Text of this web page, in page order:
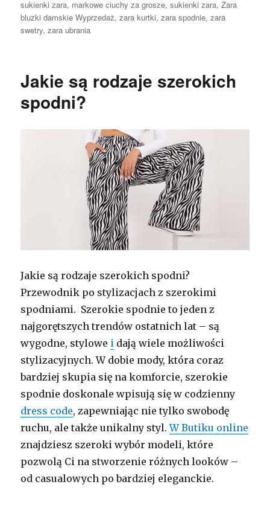
sukienki zara, markowe ciuchy za grosze,sukienki zara,Zara
bluzki damskie Wyprzedaż,zara kurtki,zara spodnie,zara
swetry,zara ubrania
Jakie są rodzaje szerokich
spodni?
Jakie są rodzaje szerokich spodni?
Przewodnik po stylizacjach z szerokimi
spodniami. Szerokie spodnie to jeden z
najgorętszych trendów ostatnich lat – są
wygodne, stylowe i dają wiele możliwości
stylizacyjnych. W dobie mody, która coraz
bardziej skupia się na komforcie, szerokie
spodnie doskonale wpisują się w codzienny
dress code, zapewniając nie tylko swobodę
ruchu, ale także unikalny styl.W Butiku online
znajdziesz szeroki wybór modeli, które
pozwolą Ci na stworzenie różnych looków –
od casualowych po bardziej eleganckie.